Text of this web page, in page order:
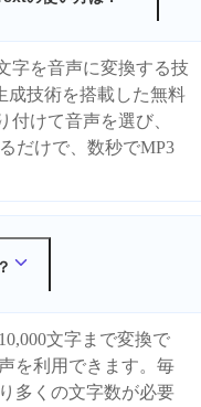
字を音声に変換する技
成技術を搭載した無料
付けて音声を選び、
だけで、数秒でMP3
文字まで変換で
を利用できます。毎
多くの文字数が必要